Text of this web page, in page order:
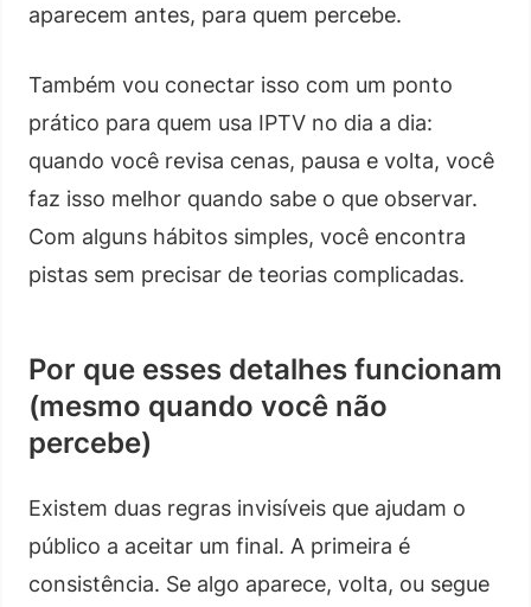
aparecem antes, para quem percebe.
Também vou conectar isso com um ponto
prático para quem usa IPTV no dia a dia:
quando você revisa cenas, pausa e volta, você
faz isso melhor quando sabe o que observar.
Com alguns hábitos simples, você encontra
pistas sem precisar de teorias complicadas.
Por que esses detalhes funcionam
(mesmo quando você não
percebe)
Existem duas regras invisíveis que ajudam o
público a aceitar um final. A primeira é
consistência. Se algo aparece, volta, ou segue